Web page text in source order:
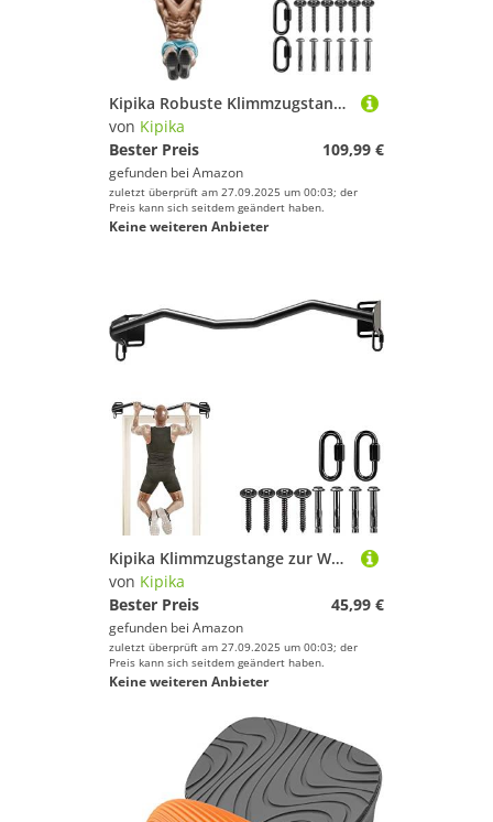
Kipika Robuste Klimmzugstange zur Wandmontage, 61 cm Abstand von Wand zu Stange, multifunktionale Klimmzugstange, Ball-Fingergriff-Training, Körpertraining, Heim-Fitnesssystem,
von Kipika
Bester Preis
109,99 €
gefunden bei Amazon
zuletzt überprüft am 27.09.2025 um 00:03; der
Preis kann sich seitdem geändert haben.
Keine weiteren Anbieter
Kipika Klimmzugstange zur Wandmontage, Klimmzugstange für Türrahmen, Robuster Stahl mit Korrosionsschutzbeschichtung, Heim-Fitnessstudio türrahmenl belastbar bis zu 200 Kg
von Kipika
Bester Preis
45,99 €
gefunden bei Amazon
zuletzt überprüft am 27.09.2025 um 00:03; der
Preis kann sich seitdem geändert haben.
Keine weiteren Anbieter